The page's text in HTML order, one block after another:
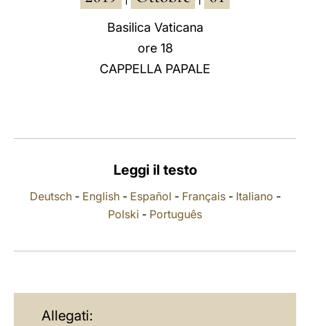
العربيّة
Basilica Vaticana
ore 18
CAPPELLA PAPALE
Leggi il testo
Deutsch- English- Español - Français- Italiano -
Polski - Português
Allegati: